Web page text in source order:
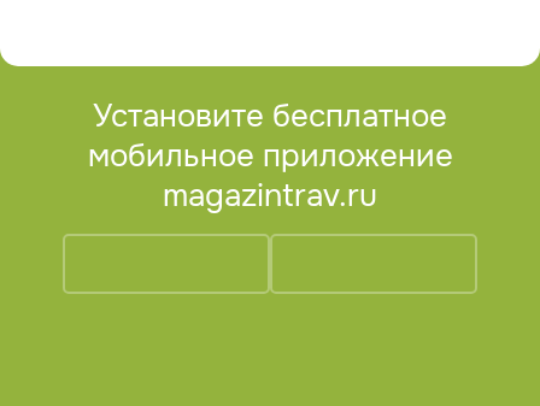
Установите бесплатное
мобильное приложение
magazintrav.ru